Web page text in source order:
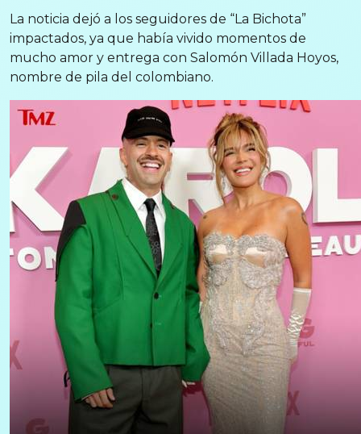
La noticia dejó a los seguidores de “La Bichota”
impactados, ya que había vivido momentos de
mucho amor y entrega con Salomón Villada Hoyos,
nombre de pila del colombiano.